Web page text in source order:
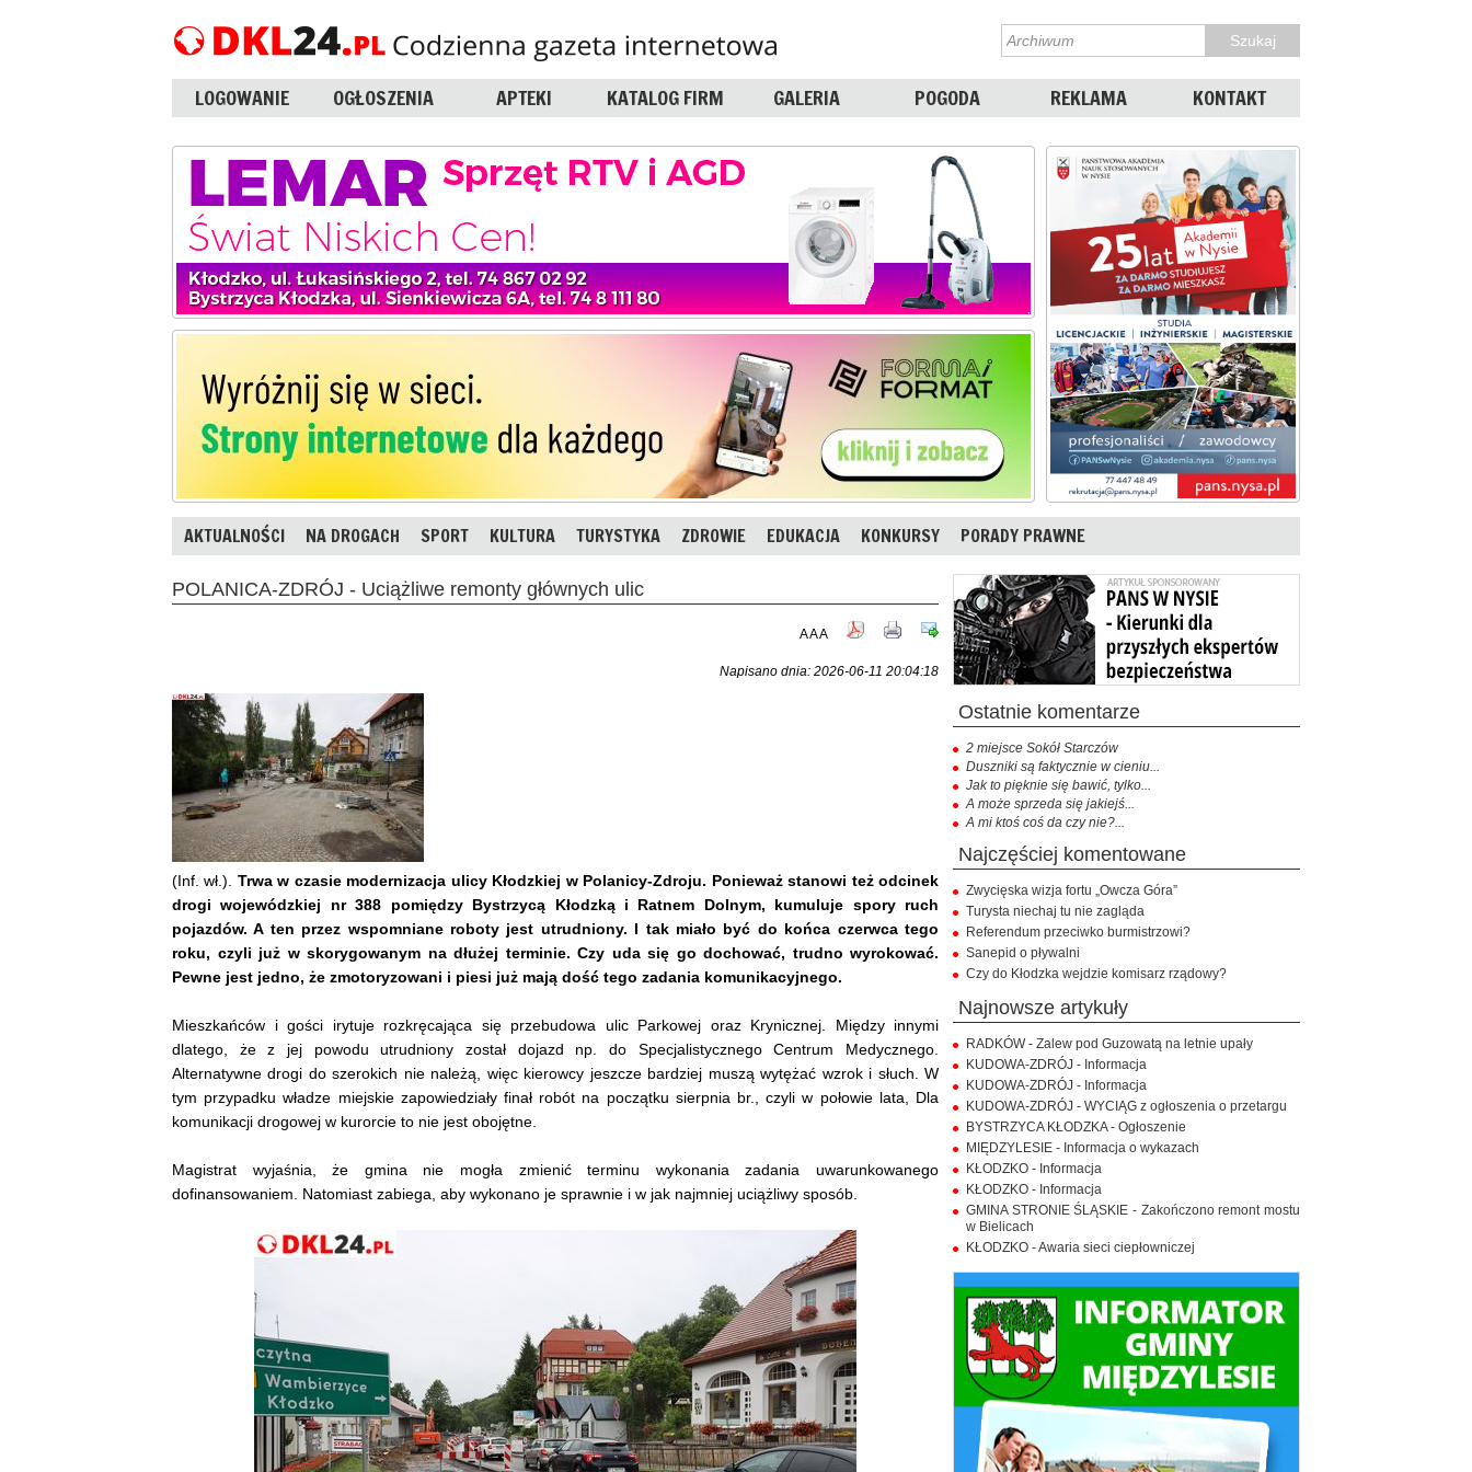
LOGOWANIE OGŁOSZENIA APTEKI KATALOG FIRM GALERIA POGODA REKLAMA KONTAKT
AKTUALNOŚCI NA DROGACH SPORT KULTURA TURYSTYKA ZDROWIE EDUKACJA KONKURSY PORADY PRAWNE
POLANICA-ZDRÓJ - Uciążliwe remonty głównych ulic
AAA
Napisano dnia: 2026-06-11 20:04:18
(Inf. wł.). Trwa w czasie modernizacja ulicy Kłodzkiej w Polanicy-Zdroju. Ponieważ stanowi też odcinek
drogi wojewódzkiej nr 388 pomiędzy Bystrzycą Kłodzką i Ratnem Dolnym, kumuluje spory ruch
pojazdów. A ten przez wspomniane roboty jest utrudniony. I tak miało być do końca czerwca tego
roku, czyli już w skorygowanym na dłużej terminie. Czy uda się go dochować, trudno wyrokować.
Pewne jest jedno, że zmotoryzowani i piesi już mają dość tego zadania komunikacyjnego.
Mieszkańców i gości irytuje rozkręcająca się przebudowa ulic Parkowej oraz Krynicznej. Między innymi
dlatego, że z jej powodu utrudniony został dojazd np. do Specjalistycznego Centrum Medycznego.
Alternatywne drogi do szerokich nie należą, więc kierowcy jeszcze bardziej muszą wytężać wzrok i słuch. W
tym przypadku władze miejskie zapowiedziały finał robót na początku sierpnia br., czyli w połowie lata, Dla
komunikacji drogowej w kurorcie to nie jest obojętne.
Magistrat wyjaśnia, że gmina nie mogła zmienić terminu wykonania zadania uwarunkowanego
dofinansowaniem. Natomiast zabiega, aby wykonano je sprawnie i w jak najmniej uciążliwy sposób.
ostatnie komentarze
2 miejsce Sokół Starczów
Duszniki są faktycznie w cieniu...
Jak to pięknie się bawić, tylko...
A może sprzeda się jakiejś...
A mi ktoś coś da czy nie?...
najczęściej komentowane
Zwycięska wizja fortu „Owcza Góra”
Turysta niechaj tu nie zagląda
Referendum przeciwko burmistrzowi?
Sanepid o pływalni
Czy do Kłodzka wejdzie komisarz rządowy?
najnowsze artykuły
RADKÓW - Zalew pod Guzowatą na letnie upały
KUDOWA-ZDRÓJ - Informacja
KUDOWA-ZDRÓJ - Informacja
KUDOWA-ZDRÓJ - WYCIĄG z ogłoszenia o przetargu
BYSTRZYCA KŁODZKA - Ogłoszenie
MIĘDZYLESIE - Informacja o wykazach
KŁODZKO - Informacja
KŁODZKO - Informacja
GMINA STRONIE ŚLĄSKIE - Zakończono remont mostu
w Bielicach
KŁODZKO - Awaria sieci ciepłowniczej